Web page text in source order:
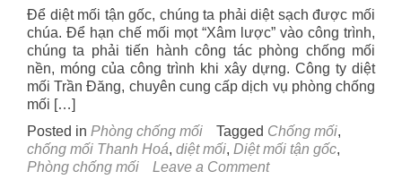
Để diệt mối tận gốc, chúng ta phải diệt sạch được mối
chúa. Để hạn chế mối mọt “Xâm lược” vào công trình,
chúng ta phải tiến hành công tác phòng chống mối
nền, móng của công trình khi xây dựng. Công ty diệt
mối Trần Đăng, chuyên cung cấp dịch vụ phòng chống
mối […]
Posted in Phòng chống mối Tagged Chống mối,
chống mối Thanh Hoá, diệt mối, Diệt mối tận gốc,
Phòng chống mối
Leave a Commenton